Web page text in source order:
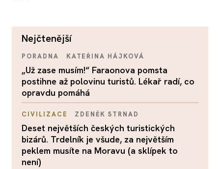
nejčtenější
PORADNA KATEŘINA HÁJKOVÁ
„Už zase musím!“ Faraonova pomsta
postihne až polovinu turistů. Lékař radí, co
opravdu pomáhá
CIVILIZACE ZDENĚK STRNAD
Deset největších českých turistických
bizárů. Trdelník je všude, za největším
peklem musíte na Moravu (a sklípek to
není)